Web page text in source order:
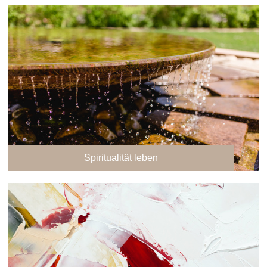
Spiritualität leben